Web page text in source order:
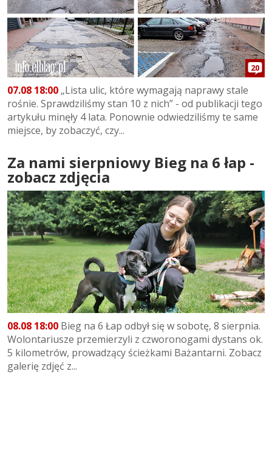
20
07.08 18:00 „Lista ulic, które wymagają naprawy stale
rośnie. Sprawdziliśmy stan 10 z nich” - od publikacji tego
artykułu minęły 4 lata. Ponownie odwiedziliśmy te same
miejsce, by zobaczyć, czy...
Za nami sierpniowy Bieg na 6 łap -
zobacz zdjęcia
08.08 18:00 Bieg na 6 Łap odbył się w sobotę, 8 sierpnia.
Wolontariusze przemierzyli z czworonogami dystans ok.
5 kilometrów, prowadzący ścieżkami Bażantarni. Zobacz
galerię zdjęć z...